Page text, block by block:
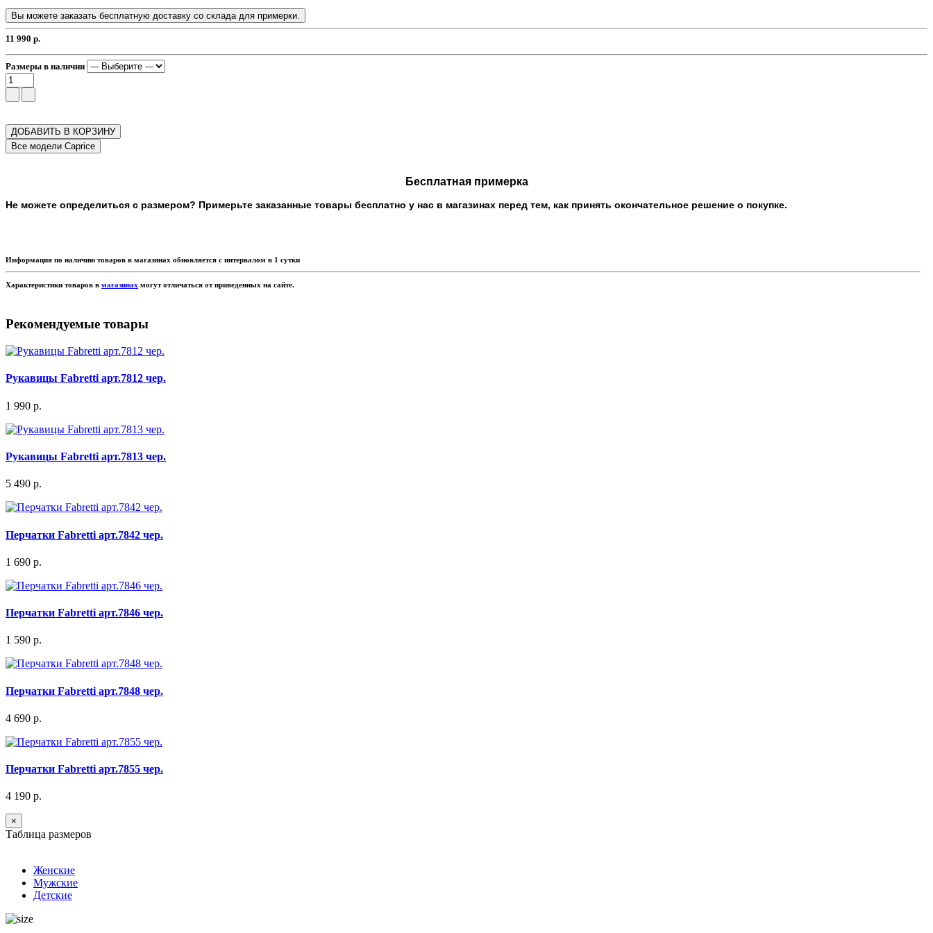
Вы можете заказать бесплатную доставку со склада для примерки.
11 990 р.
Размеры в наличии
ДОБАВИТЬ В КОРЗИНУ
Бесплатная примерка
Не можете определиться с размером? Примерьте заказанные товары бесплатно у нас в магазинах перед тем, как принять окончательное решение о покупке.
Информация по наличию товаров в магазинах обновляется с интервалом в 1 сутки
Характеристики товаров в магазинах могут отличаться от приведенных на сайте.
Рекомендуемые товары
Рукавицы Fabretti арт.7812 чер.
1 990 р.
Рукавицы Fabretti арт.7813 чер.
5 490 р.
Перчатки Fabretti арт.7842 чер.
1 690 р.
Перчатки Fabretti арт.7846 чер.
1 590 р.
Перчатки Fabretti арт.7848 чер.
4 690 р.
Перчатки Fabretti арт.7855 чер.
4 190 р.
×
Таблица размеров
Женские
Мужские
Детские